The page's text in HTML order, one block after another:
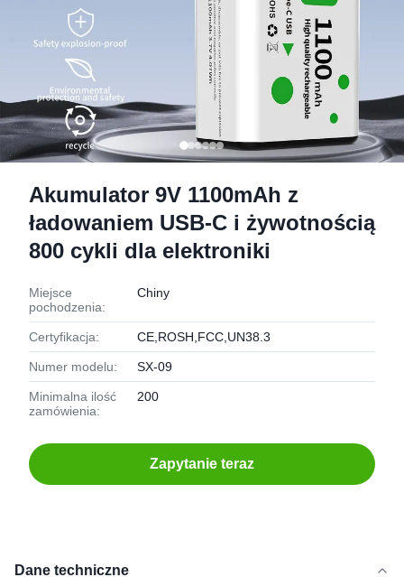
Akumulator 9V 1100mAh z
ładowaniem USB-C i żywotnością
800 cykli dla elektroniki
Miejsce
pochodzenia:
Chiny
Certyfikacja: CE,ROSH,FCC,UN38.3
Numer modelu: SX-09
Minimalna ilość
zamówienia:
200
Zapytanie teraz
Dane techniczne